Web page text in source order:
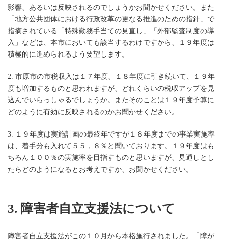
影響、あるいは反映されるのでしょうかお聞かせください。また
「地方公共団体における行政改革の更なる推進のための指針」で
指摘されている「特殊勤務手当ての見直し」「外部監査制度の導
入」などは、本市においても該当するわけですから、１９年度は
積極的に進められるよう要望します。
2. 市原市の市税収入は１７年度、１８年度に引き続いて、１９年
度も増加するものと思われますが、どれくらいの税収アップを見
込んでいらっしゃるでしょうか。またそのことは１９年度予算に
どのように有効に反映されるのかお聞かせください。
3. １９年度は実施計画の最終年ですが１８年度までの事業実施率
は、着手分も入れて５５，８％と聞いております。１９年度はも
ちろん１００％の実施率を目指すものと思いますが、見通しとし
たらどのようになるとお考えですか、お聞かせください。
3. 障害者自立支援法について
障害者自立支援法がこの１０月から本格施行されました。「障が